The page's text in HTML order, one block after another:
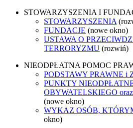
STOWARZYSZENIA I
STOWARZYSZENIA
FUNDACJE (nowe okno)
USTAWA O
TERRORYZMU (rozwiń)
NIEODPŁATNA POMOC
PODSTAWY PRAWNE i
PUNKTY
OBYWATELSKIEGO
(nowe okno)
WYKAZ OSÓB,
okno)